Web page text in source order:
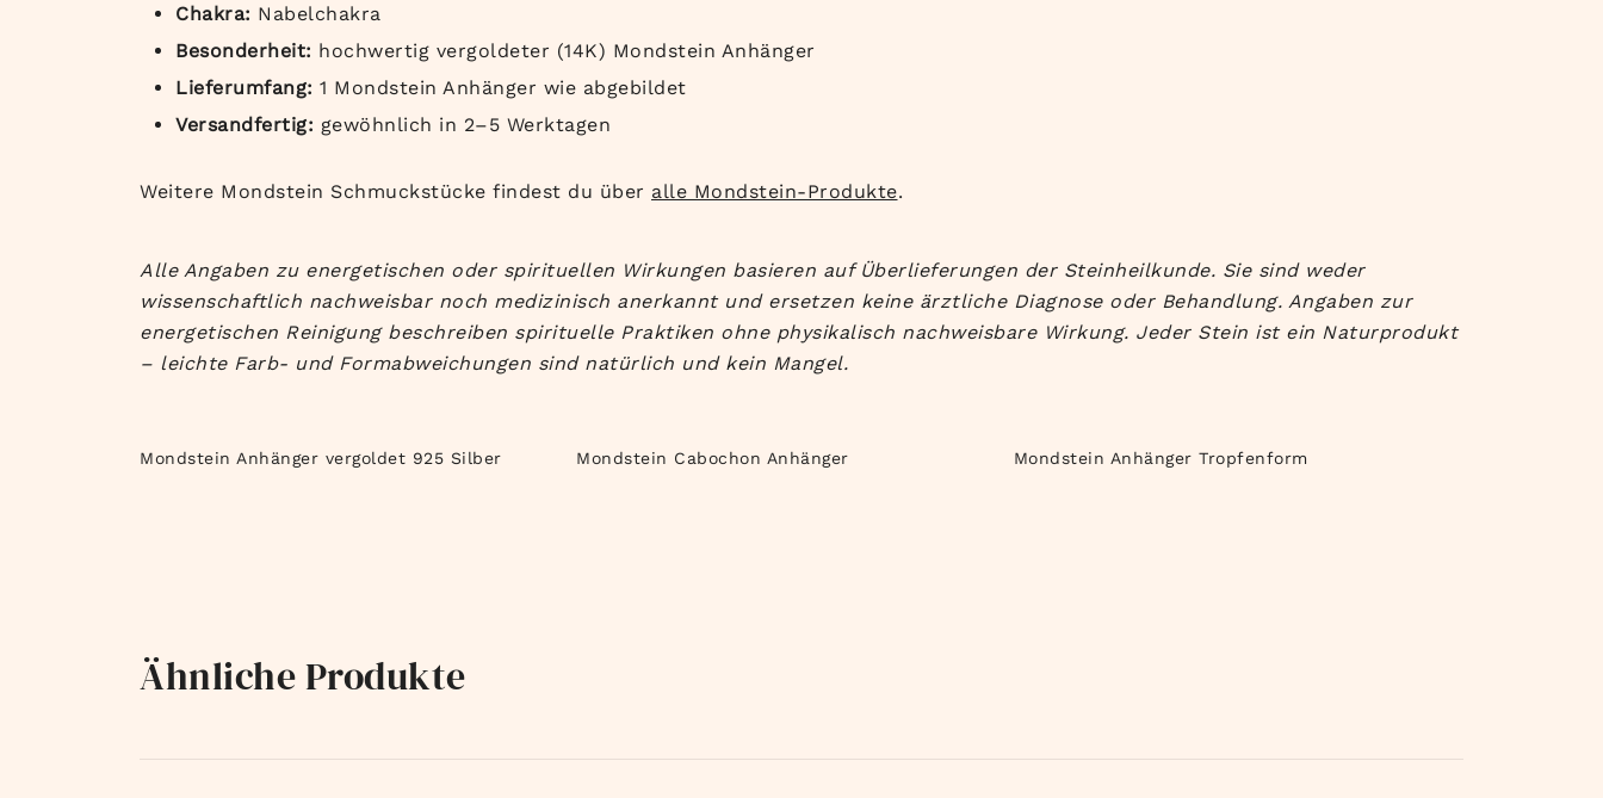
Chakra: Nabelchakra
Besonderheit: hochwertig vergoldeter (14K) Mondstein Anhänger
Lieferumfang: 1 Mondstein Anhänger wie abgebildet
Versandfertig: gewöhnlich in 2–5 Werktagen
Weitere Mondstein Schmuckstücke findest du über alle Mondstein-Produkte.
Alle Angaben zu energetischen oder spirituellen Wirkungen basieren auf Überlieferungen der Steinheilkunde. Sie sind weder
wissenschaftlich nachweisbar noch medizinisch anerkannt und ersetzen keine ärztliche Diagnose oder Behandlung. Angaben zur
energetischen Reinigung beschreiben spirituelle Praktiken ohne physikalisch nachweisbare Wirkung. Jeder Stein ist ein Naturprodukt
– leichte Farb- und Formabweichungen sind natürlich und kein Mangel.
Mondstein Anhänger vergoldet 925 Silber Mondstein Cabochon Anhänger Mondstein Anhänger Tropfenform
Ähnliche Produkte